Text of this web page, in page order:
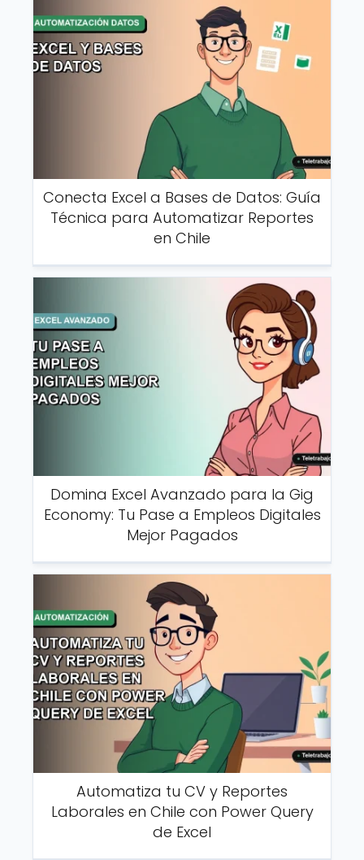
Conecta Excel a Bases de Datos: Guía
Técnica para Automatizar Reportes
en Chile
Domina Excel Avanzado para la Gig
Economy: Tu Pase a Empleos Digitales
Mejor Pagados
Automatiza tu CV y Reportes
Laborales en Chile con Power Query
de Excel